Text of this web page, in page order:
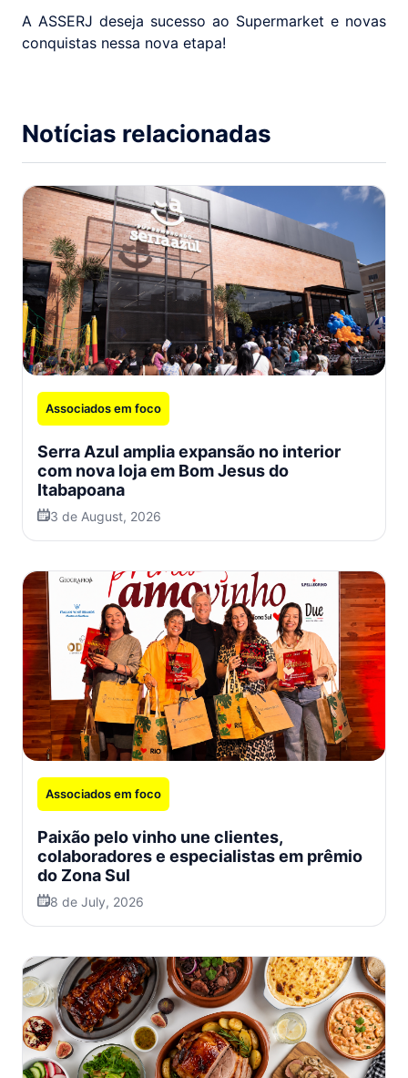
A ASSERJ deseja sucesso ao Supermarket e novas
conquistas nessa nova etapa!
Notícias relacionadas
Associados em foco
Serra Azul amplia expansão no interior
com nova loja em Bom Jesus do
Itabapoana
3 de August, 2026
Associados em foco
Paixão pelo vinho une clientes,
colaboradores e especialistas em prêmio
do Zona Sul
8 de July, 2026